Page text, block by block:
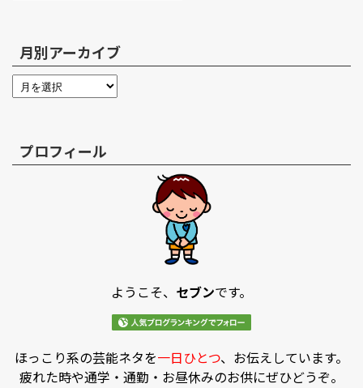
月別アーカイブ
プロフィール
ようこそ、 セブンです。
ほっこり系の芸能ネタを一日ひとつ、お伝えしています。
疲れた時や通学・通勤・お昼休みのお供にぜひどうぞ。